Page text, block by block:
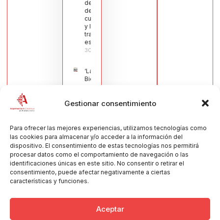
Gestionar consentimiento
Para ofrecer las mejores experiencias, utilizamos tecnologías como
las cookies para almacenar y/o acceder a la información del
dispositivo. El consentimiento de estas tecnologías nos permitirá
procesar datos como el comportamiento de navegación o las
identificaciones únicas en este sitio. No consentir o retirar el
consentimiento, puede afectar negativamente a ciertas
características y funciones.
Aceptar
del sector
de la
cuchillería
y la navaja
tradicional
española
30/07/2026
‘La
Bienvenida’,
estampa de
de la Virgen
Muñoz
Muñoz,
anuncia las
Fiestas
Patronales
2026
30/07/2026